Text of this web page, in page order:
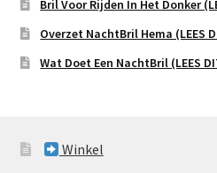
Bril Voor Rijden In Het Donker
Overzet NachtBril Hema (LEES
Wat Doet Een NachtBril (LEES
Winkel